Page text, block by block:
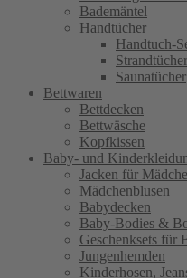
Bademäntel
Handtücher
Handtuch-
Saunatücher
Bettwaren
Bettdecken
Bettwäsche
Kopfkissen
Baby- und
Jacken für
Mädchenblusen
Babydecken
Baby-Bodies &
Geschenksets
Jungenhemden
Kinderhosen,